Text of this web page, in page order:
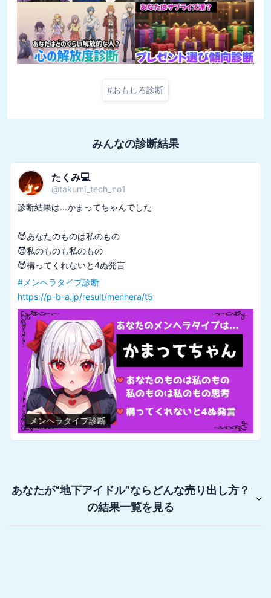
#おもしろ診断
みんなの診断結果
たくみ💻
@takumi_tech_no1
診断結果は...かまってちゃんでした
😈あなたのものは私のもの
😈私のものも私のもの
😈構ってくれないと4ぬ発言
#メンヘラタイプ診断
https://p-b-a.jp/result/menhera/t5
メンヘラタイプ診断
あなたが“地下アイドル”ならどんな売り出し方？
の結果一覧を見る